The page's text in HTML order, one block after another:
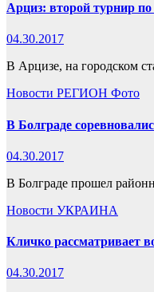
Арциз: второй турнир по
04.30.2017
В Арцизе, на городском
Новости РЕГИОН Фото
В Болграде
04.30.2017
В Болграде прошел
Новости УКРАИНА
Кличко рассматривает
04.30.2017